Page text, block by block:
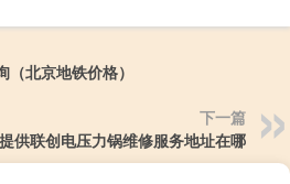
北京地铁价格）
下一篇
供联创电压力锅维修服务地址在哪